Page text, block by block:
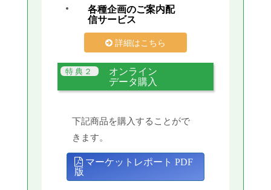
各種企画のご案内配
信サービス
詳細はこちら
オンライン
データ購入
下記商品を購入することがで
きます。
マーケットレポート PDF
版